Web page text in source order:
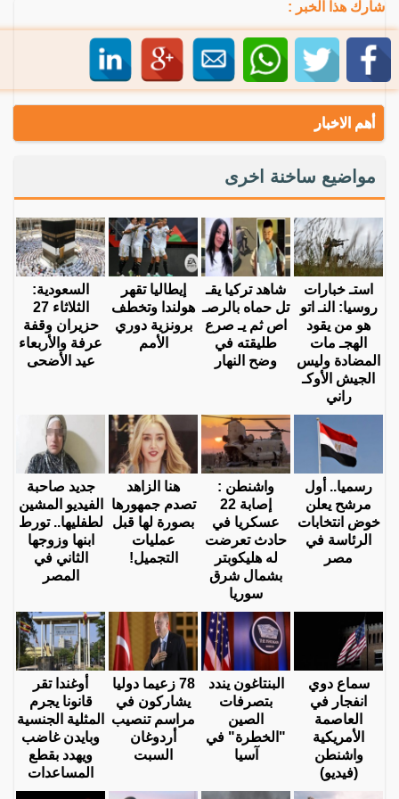
شارك هذا الخبر :
أهم الاخبار
مواضيع ساخنة اخرى
استـ خبارات
روسيا: النـ اتو
هو من يقود
الهجـ مات
المضادة وليس
الجيش الأوكـ
راني
شاهد تركيا يقـ
تل حماه بالرصـ
اص ثم يـ صرع
طليقته في
وضح النهار
إيطاليا تقهر
هولندا وتخطف
برونزية دوري
الأمم
السعودية:
الثلاثاء 27
حزيران وقفة
عرفة والأربعاء
عيد الأضحى
رسميا.. أول
مرشح يعلن
خوض انتخابات
الرئاسة في
مصر
واشنطن :
إصابة 22
عسكريا في
حادث تعرضت
له هليكوبتر
بشمال شرق
سوريا
هنا الزاهد
تصدم جمهورها
بصورة لها قبل
عمليات
التجميل!
جديد صاحبة
الفيديو المشين
لطفليها.. تورط
ابنها وزوجها
الثاني في
المصر
سماع دوي
انفجار في
العاصمة
الأمريكية
واشنطن
(فيديو)
البنتاغون يندد
بتصرفات
الصين
"الخطرة" في
آسيا
78 زعيما دوليا
يشاركون في
مراسم تنصيب
أردوغان
السبت
أوغندا تقر
قانونا يجرم
المثلية الجنسية
وبايدن غاضب
ويهدد بقطع
المساعدات